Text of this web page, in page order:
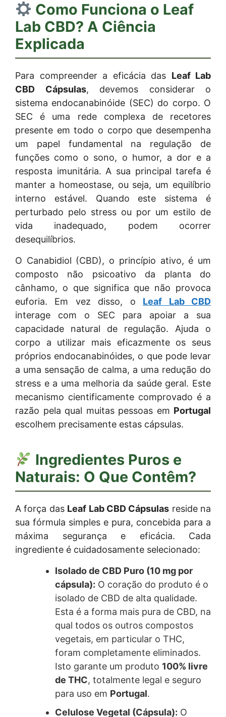
Como Funciona o Leaf
Lab CBD? A Ciência
Explicada
Para compreender a eficácia das Leaf Lab
CBD Cápsulas, devemos considerar o
sistema endocanabinóide (SEC) do corpo. O
SEC é uma rede complexa de recetores
presente em todo o corpo que desempenha
um papel fundamental na regulação de
funções como o sono, o humor, a dor e a
resposta imunitária. A sua principal tarefa é
manter a homeostase, ou seja, um equilíbrio
interno estável. Quando este sistema é
perturbado pelo stress ou por um estilo de
vida inadequado, podem ocorrer
desequilíbrios.
O Canabidiol (CBD), o princípio ativo, é um
composto não psicoativo da planta do
cânhamo, o que significa que não provoca
euforia. Em vez disso, o Leaf Lab CBD
interage com o SEC para apoiar a sua
capacidade natural de regulação. Ajuda o
corpo a utilizar mais eficazmente os seus
próprios endocanabinóides, o que pode levar
a uma sensação de calma, a uma redução do
stress e a uma melhoria da saúde geral. Este
mecanismo cientificamente comprovado é a
razão pela qual muitas pessoas em Portugal
escolhem precisamente estas cápsulas.
Ingredientes Puros e
Naturais: O Que Contêm?
A força das Leaf Lab CBD Cápsulas reside na
sua fórmula simples e pura, concebida para a
máxima segurança e eficácia. Cada
ingrediente é cuidadosamente selecionado:
Isolado de CBD Puro (10 mg por
cápsula): O coração do produto é o
isolado de CBD de alta qualidade.
Esta é a forma mais pura de CBD, na
qual todos os outros compostos
vegetais, em particular o THC,
foram completamente eliminados.
Isto garante um produto 100% livre
de THC, totalmente legal e seguro
para uso em Portugal.
Celulose Vegetal (Cápsula): O